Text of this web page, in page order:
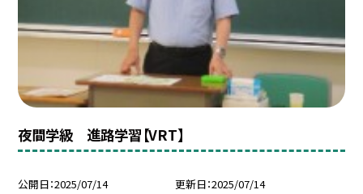
夜間学級 進路学習【VRT】
公開日 2025/07/14 更新日 2025/07/14